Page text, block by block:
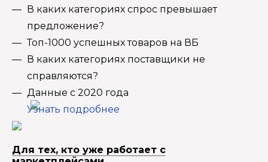
В каких категориях спрос превышает
предложение?
Топ-1000 успешных товаров на ВБ
В каких категориях поставщики не
справляются?
Данные с 2020 года
Узнать подробнее
Для тех, кто уже работает с